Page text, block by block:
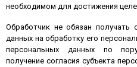
необходимом для достижения
Обработчик не обязан получать
данных на обработку его
персональных данных по
получение согласия субъекта